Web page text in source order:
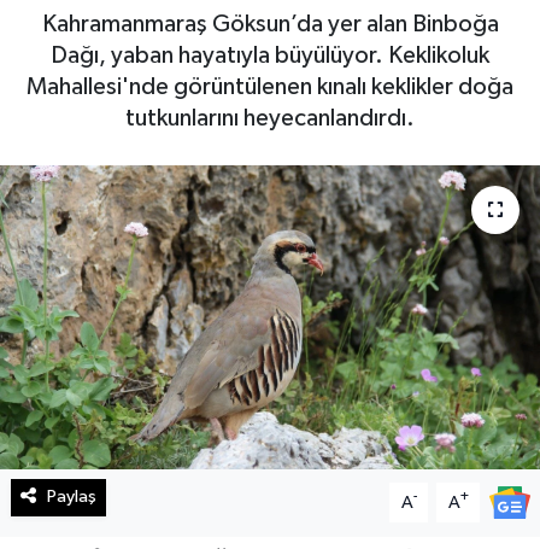
Kahramanmaraş Göksun’da yer alan Binboğa
Dağı, yaban hayatıyla büyülüyor. Keklikoluk
Mahallesi'nde görüntülenen kınalı keklikler doğa
tutkunlarını heyecanlandırdı.
Paylaş A- A+
Güncel
Haberde İnsan
Magazin
Manşet Altı
Manşetler
Resmi İlan
Sağlık
Spor
Haber Arşivi